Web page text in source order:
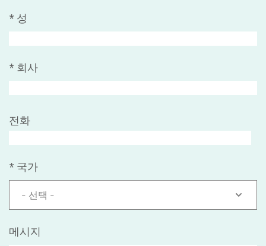
* 성
* 회사
전화
* 국가
- 선택 -
메시지